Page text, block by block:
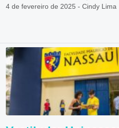
4 de fevereiro de 2025 - Cindy Lima